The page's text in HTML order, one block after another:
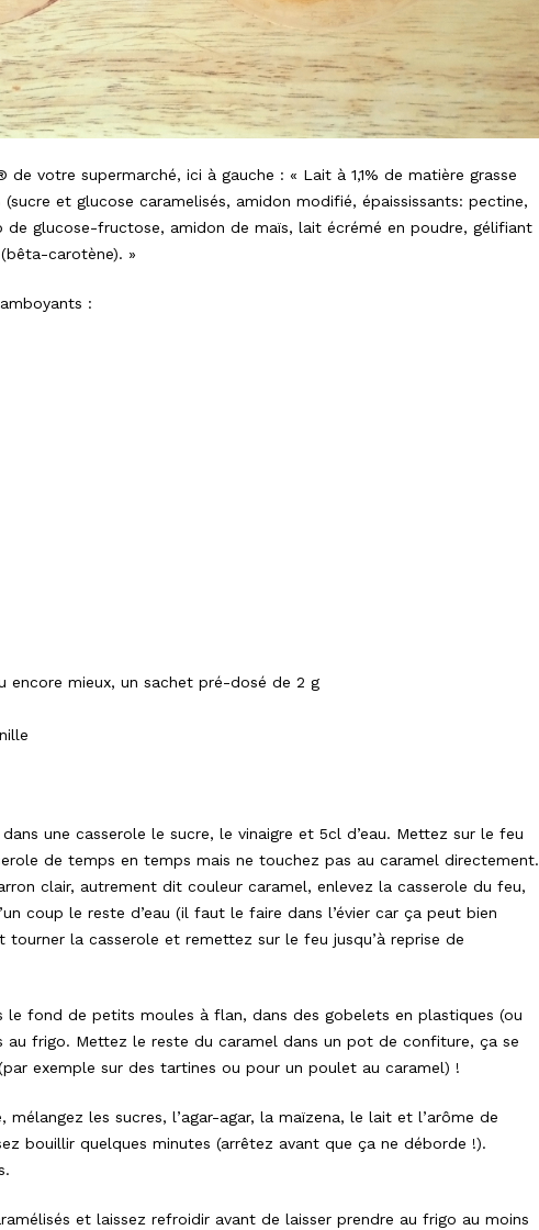
votre supermarché, ici à gauche : « Lait à 1,1% de matière grasse
et glucose caramelisés, amidon modifié, épaississants: pectine,
de glucose-fructose, amidon de maïs, lait écrémé en poudre, gélifiant
carotène). »
:
encore mieux, un sachet pré-dosé de 2 g
une casserole le sucre, le vinaigre et 5cl d’eau. Mettez sur le feu
de temps en temps mais ne touchez pas au caramel directement.
clair, autrement dit couleur caramel, enlevez la casserole du feu,
coup le reste d’eau (il faut le faire dans l’évier car ça peut bien
tourner la casserole et remettez sur le feu jusqu’à reprise de
le fond de petits moules à flan, dans des gobelets en plastiques (ou
au frigo. Mettez le reste du caramel dans un pot de confiture, ça se
exemple sur des tartines ou pour un poulet au caramel) !
mélangez les sucres, l’agar-agar, la maïzena, le lait et l’arôme de
bouillir quelques minutes (arrêtez avant que ça ne déborde !).
et laissez refroidir avant de laisser prendre au frigo au moins